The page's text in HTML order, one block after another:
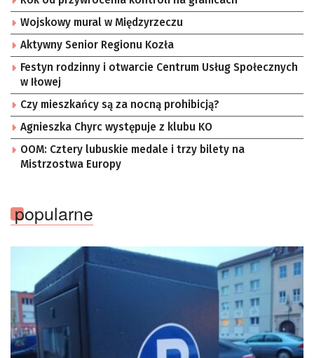
Wojskowy mural w Międzyrzeczu
Aktywny Senior Regionu Kozła
Festyn rodzinny i otwarcie Centrum Usług Społecznych
w Iłowej
Czy mieszkańcy są za nocną prohibicją?
Agnieszka Chyrc występuje z klubu KO
OOM: Cztery lubuskie medale i trzy bilety na
Mistrzostwa Europy
popularne